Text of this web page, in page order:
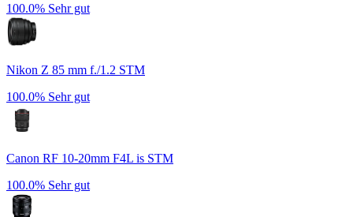
100.0% Sehr gut
Nikon Z 85 mm f./1.2 STM
100.0% Sehr gut
Canon RF 10-20mm F4L is STM
100.0% Sehr gut